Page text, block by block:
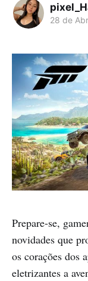
28 de
Prepare-se,
novidades que
os corações dos
eletrizantes a